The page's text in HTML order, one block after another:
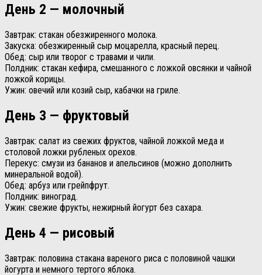
День 2 — молочный
Завтрак: стакан обезжиренного молока.
Закуска: обезжиренный сыр моцарелла, красный перец.
Обед: сыр или творог с травами и чили.
Полдник: стакан кефира, смешанного с ложкой овсянки и чайной
ложкой корицы.
Ужин: овечий или козий сыр, кабачки на гриле.
День 3 — фруктовый
Завтрак: салат из свежих фруктов, чайной ложкой меда и
столовой ложки рубленых орехов.
Перекус: смузи из бананов и апельсинов (можно дополнить
минеральной водой).
Обед: арбуз или грейпфрут.
Полдник: виноград.
Ужин: свежие фрукты, нежирный йогурт без сахара.
День 4 — рисовый
Завтрак: половина стакана вареного риса с половиной чашки
йогурта и немного тертого яблока.